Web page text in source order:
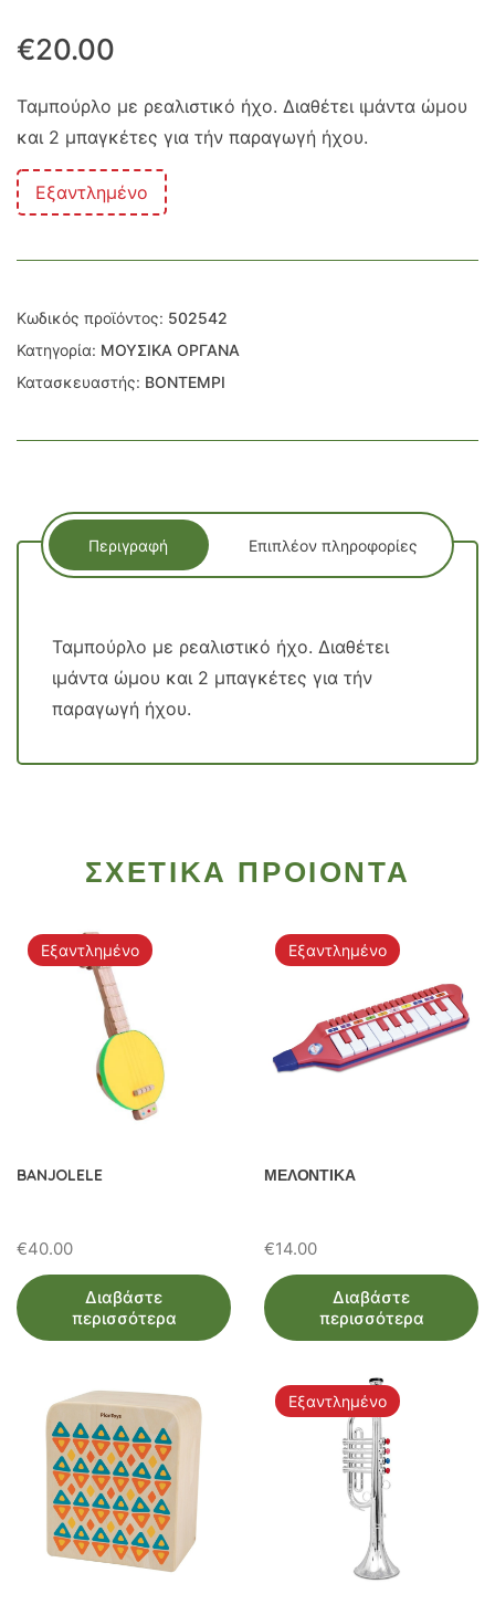
€20.00
Ταμπούρλο με ρεαλιστικό ήχο. Διαθέτει ιμάντα ώμου
και 2 μπαγκέτες για τήν παραγωγή ήχου.
Εξαντλημένο
Κωδικός προϊόντος: 502542
Κατηγορία: ΜΟΥΣΙΚΑ ΟΡΓΑΝΑ
Κατασκευαστής: BONTEMPI
Περιγραφή Επιπλέον πληροφορίες
Ταμπούρλο με ρεαλιστικό ήχο. Διαθέτει
ιμάντα ώμου και 2 μπαγκέτες για τήν
παραγωγή ήχου.
ΣΧΕΤΙΚΑ ΠΡΟΙΟΝΤΑ
Εξαντλημένο
BANJOLELE
€40.00
Διαβάστε
περισσότερα
Εξαντλημένο
ΜΕΛΟΝΤΙΚΑ
€14.00
Διαβάστε
περισσότερα
Εξαντλημένο